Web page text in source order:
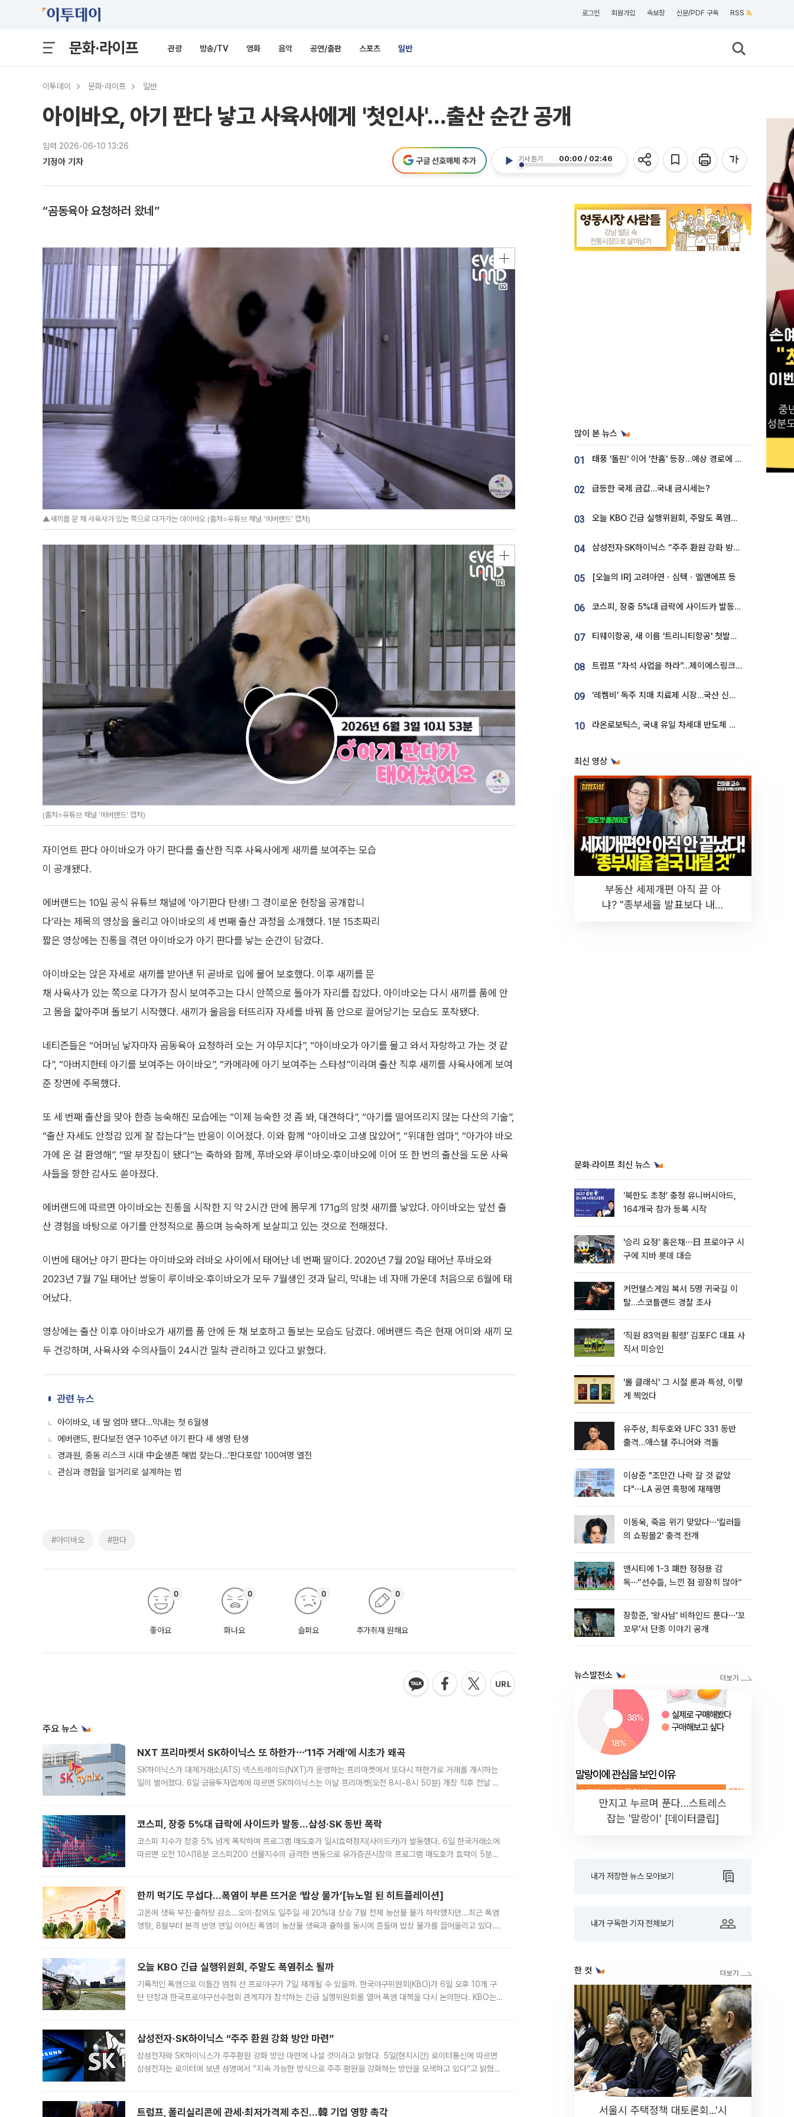
로그인 회원가입 속보창 신문/PDF 구독 RSS
문화·라이프 관광 방송/TV 영화 음악 공연/출판 스포츠 일반
이투데이 문화·라이프 일반
아이바오, 아기 판다 낳고 사육사에게 '첫인사'…출산 순간 공개
입력 2026-06-10 13:26
기정아 기자 기사 듣기 00:00 / 02:46
구글 선호매체 추가
“곰동육아 요청하러 왔네”
▲새끼를 문 채 사육사가 있는 쪽으로 다가가는 아이바오 (출처=유튜브 채널 '에버랜드' 캡처)
(출처=유튜브 채널 '에버랜드' 캡처)
자이언트 판다 아이바오가 아기 판다를 출산한 직후 사육사에게 새끼를 보여주는 모습
이 공개됐다.
에버랜드는 10일 공식 유튜브 채널에 ‘아기판다 탄생! 그 경이로운 현장을 공개합니
다’라는 제목의 영상을 올리고 아이바오의 세 번째 출산 과정을 소개했다. 1분 15초짜리
짧은 영상에는 진통을 겪던 아이바오가 아기 판다를 낳는 순간이 담겼다.
아이바오는 앉은 자세로 새끼를 받아낸 뒤 곧바로 입에 물어 보호했다. 이후 새끼를 문
채 사육사가 있는 쪽으로 다가가 잠시 보여주고는 다시 안쪽으로 돌아가 자리를 잡았다. 아이바오는 다시 새끼를 품에 안
고 몸을 핥아주며 돌보기 시작했다. 새끼가 울음을 터뜨리자 자세를 바꿔 품 안으로 끌어당기는 모습도 포착됐다.
네티즌들은 “어머님 낳자마자 곰동육아 요청하러 오는 거 야무지다”, “아이바오가 아기를 물고 와서 자랑하고 가는 것 같
다”, “아버지한테 아기를 보여주는 아이바오”, “카메라에 아기 보여주는 스타성”이라며 출산 직후 새끼를 사육사에게 보여
준 장면에 주목했다.
또 세 번째 출산을 맞아 한층 능숙해진 모습에는 “이제 능숙한 것 좀 봐, 대견하다”, “아기를 떨어뜨리지 않는 다산의 기술”,
“출산 자세도 안정감 있게 잘 잡는다”는 반응이 이어졌다. 이와 함께 “아이바오 고생 많았어”, “위대한 엄마”, “아가야 바오
가에 온 걸 환영해”, “딸 부잣집이 됐다”는 축하와 함께, 푸바오와 루이바오·후이바오에 이어 또 한 번의 출산을 도운 사육
사들을 향한 감사도 쏟아졌다.
에버랜드에 따르면 아이바오는 진통을 시작한 지 약 2시간 만에 몸무게 171g의 암컷 새끼를 낳았다. 아이바오는 앞선 출
산 경험을 바탕으로 아기를 안정적으로 품으며 능숙하게 보살피고 있는 것으로 전해졌다.
이번에 태어난 아기 판다는 아이바오와 러바오 사이에서 태어난 네 번째 딸이다. 2020년 7월 20일 태어난 푸바오와
2023년 7월 7일 태어난 쌍둥이 루이바오·후이바오가 모두 7월생인 것과 달리, 막내는 네 자매 가운데 처음으로 6월에 태
어났다.
영상에는 출산 이후 아이바오가 새끼를 품 안에 둔 채 보호하고 돌보는 모습도 담겼다. 에버랜드 측은 현재 어미와 새끼 모
두 건강하며, 사육사와 수의사들이 24시간 밀착 관리하고 있다고 밝혔다.
관련 뉴스
아이바오, 네 딸 엄마 됐다…막내는 첫 6월생
에버랜드, 판다보전 연구 10주년 아기 판다 새 생명 탄생
경과원, 중동 리스크 시대 中企생존 해법 찾는다…'판다포럼' 100여명 열전
관심과 경험을 일거리로 설계하는 법
#아이바오 #판다
좋아요
0
화나요
0
슬퍼요
0
추가취재 원해요
0
주요 뉴스
NXT 프리마켓서 SK하이닉스 또 하한가⋯‘11주 거래’에 시초가 왜곡
SK하이닉스가 대체거래소(ATS) 넥스트레이드(NXT)가 운영하는 프리마켓에서 또다시 하한가로 거래를 개시하는
일이 벌어졌다. 6일 금융투자업계에 따르면 SK하이닉스는 이날 프리마켓(오전 8시~8시 50분) 개장 직후 전날 정
코스피, 장중 5%대 급락에 사이드카 발동…삼성·SK 동반 폭락
코스피 지수가 장중 5% 넘게 폭락하며 프로그램 매도호가 일시효력정지(사이드카)가 발동했다. 6일 한국거래소에
따르면 오전 10시18분 코스피200 선물지수의 급격한 변동으로 유가증권시장의 프로그램 매도호가 효력이 5분간
한끼 먹기도 무섭다...폭염이 부른 뜨거운 ‘밥상 물가’[뉴노멀 된 히트플레이션]
고온에 생육 부진·출하량 감소…오이·참외도 일주일 새 20%대 상승 7월 전체 농산물 물가 하락했지만...최근 폭염
영향, 8월부터 본격 반영 연일 이어진 폭염이 농산물 생육과 출하를 동시에 흔들며 밥상 물가를 끌어올리고 있다.
오늘 KBO 긴급 실행위원회, 주말도 폭염취소 될까
기록적인 폭염으로 이틀간 멈춰 선 프로야구가 7일 재개될 수 있을까. 한국야구위원회(KBO)가 6일 오후 10개 구
단 단장과 한국프로야구선수협회 관계자가 참석하는 긴급 실행위원회를 열어 폭염 대책을 다시 논의한다. KBO는
삼성전자·SK하이닉스 “주주 환원 강화 방안 마련”
삼성전자와 SK하이닉스가 주주환원 강화 방안 마련에 나설 것이라고 밝혔다. 5일(현지시간) 로이터통신에 따르면
삼성전자는 로이터에 보낸 성명에서 “지속 가능한 방식으로 주주 환원을 강화하는 방안을 모색하고 있다”고 밝혔다.
트럼프, 폴리실리콘에 관세·최저가격제 추진…韓 기업 영향 촉각
많이 본 뉴스
01 태풍 '돌핀' 이어 '찬홈' 등장…예상 경로에 한국 '한숨'
02 급등한 국제 금값…국내 금시세는?
03 오늘 KBO 긴급 실행위원회, 주말도 폭염취소 될까
04 삼성전자·SK하이닉스 “주주 환원 강화 방안 마련”
05 [오늘의 IR] 고려아연ㆍ심텍ㆍ엘앤에프 등
06 코스피, 장중 5%대 급락에 사이드카 발동…삼성·SK 동반 폭락
07 티웨이항공, 새 이름 '트리니티항공' 첫발…SSC 전략 본격화
08 트럼프 “자석 사업을 하라”…제이에스링크, 비중국 영구자석 공급망 구축 속도
09 ‘레켐비’ 독주 치매 치료제 시장…국산 신약 등장하나
10 라온로보틱스, 국내 유일 차세대 반도체 공정 로봇 개발 ‘고객사 테스트 진행’
최신 영상
부동산 세제개편 아직 끝 아
냐? "종부세율 발표보다 내릴
문화·라이프 최신 뉴스
‘북한도 초청’ 충청 유니버시아드,
164개국 참가 등록 시작
'승리 요정' 홍은채⋯日 프로야구 시
구에 지바 롯데 대승
커먼웰스게임 복서 5명 귀국길 이
탈…스코틀랜드 경찰 조사
‘직원 83억원 횡령’ 김포FC 대표 사
직서 미승인
'롤 클래식' 그 시절 룬과 특성, 이렇
게 찍었다
유주상, 최두호와 UFC 331 동반
출격…애스웰 주니어와 격돌
이상준 "조만간 나락 갈 것 같았
다"⋯LA 공연 혹평에 재해명
이동욱, 죽음 위기 맞았다⋯'킬러들
의 쇼핑몰2' 충격 전개
맨시티에 1-3 패한 정정용 감
독⋯“선수들, 느낀 점 굉장히 많아”
장항준, '왕사남' 비하인드 푼다⋯'꼬
꼬무'서 단종 이야기 공개
뉴스발전소
만지고 누르며 푼다…스트레스
잡는 '말랑이' [데이터클립]
내가 저장한 뉴스 모아보기
내가 구독한 기자 전체보기
한 컷
서울시 주택정책 대토론회...'시